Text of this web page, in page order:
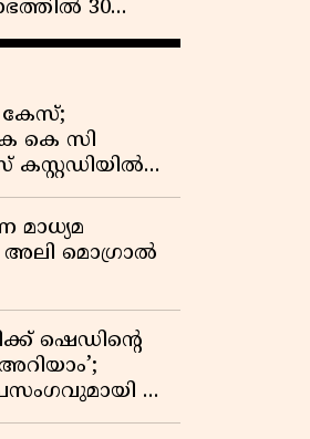
30
വളർച്ച,
വൻ
ആദ്യ പാദ
പുറത്ത്
കേസ്;
കെ സി
മാധ്യമ
മൊഗ്രാൽ
ഷെഡിൻ്റെ
കെ